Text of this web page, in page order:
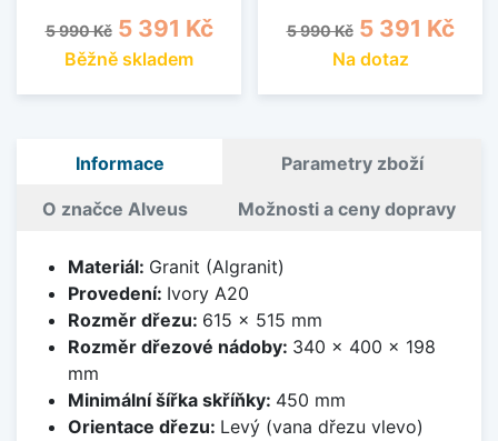
Běžná cena
5 990 Kč Cena
5 391 Kč
Běžně skladem
Běžná cena
5 990 Kč Cena
5 391 Kč
Na dotaz
Informace Parametry zboží
O značce Alveus Možnosti a ceny dopravy
Materiál: Granit (Algranit)
Provedení: Ivory A20
Rozměr dřezu: 615 x 515 mm
Rozměr dřezové nádoby: 340 x 400 x 198
mm
Minimální šířka skříňky: 450 mm
Orientace dřezu: Levý (vana dřezu vlevo)